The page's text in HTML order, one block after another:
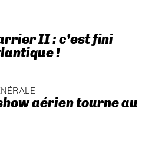
II : c’est fini
!
aérien tourne au